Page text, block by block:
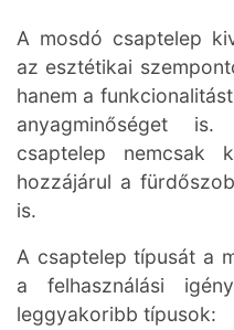
A mosdó csaptelep
az esztétikai
hanem a
anyagminőséget
csaptelep nemcsak
hozzájárul a
is.
A csaptelep típusát a
a felhasználási
leggyakoribb típusok: